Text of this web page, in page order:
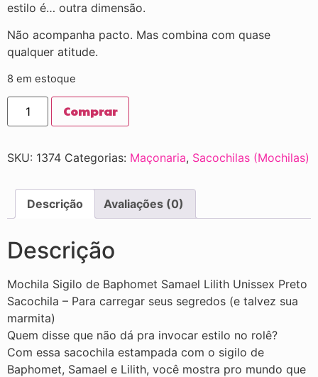
estilo é… outra dimensão.
Não acompanha pacto. Mas combina com quase
qualquer atitude.
8 em estoque
Comprar
SKU: 1374 Categorias: Maçonaria, Sacochilas (Mochilas)
Descrição Avaliações (0)
Descrição
Mochila Sigilo de Baphomet Samael Lilith Unissex Preto
Sacochila – Para carregar seus segredos (e talvez sua
marmita)
Quem disse que não dá pra invocar estilo no rolê?
Com essa sacochila estampada com o sigilo de
Baphomet, Samael e Lilith, você mostra pro mundo que